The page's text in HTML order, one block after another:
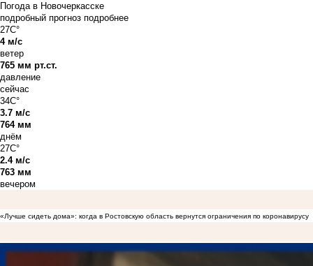
Погода в Новочеркасске
подробный прогноз подробнее
27C°
4 м/с
ветер
765 мм рт.ст.
давление
сейчас
34C°
3.7 м/с
764 мм
днём
27C°
2.4 м/с
763 мм
вечером
«Лучше сидеть дома»: когда в Ростовскую область вернутся ограничения по коронавирусу